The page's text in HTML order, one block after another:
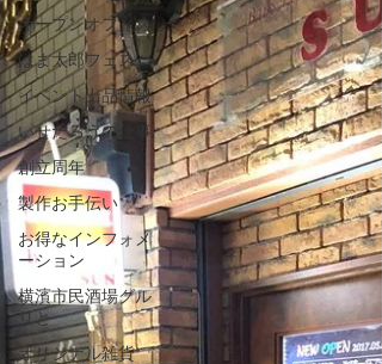
オープンオフィス
はま太郎フェス
イベント出品情報
いせたろうの仕事
創立周年
製作お手伝い
お得なインフォメ
ーション
横濱市民酒場グル
リと
オリジナル雑貨